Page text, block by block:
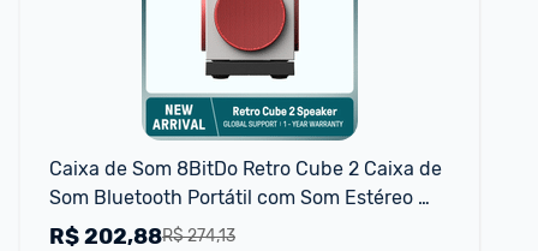
Caixa de Som 8BitDo Retro Cube 2 Caixa de
Som Bluetooth Portátil com Som Estéreo
Dock de Carregamento Sem Fio Bluet
R$ 274,13
R$202,88